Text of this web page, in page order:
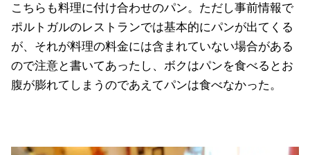
こちらも料理に付け合わせのパン。ただし事前情報で
ポルトガルのレストランでは基本的にパンが出てくる
が、それが料理の料金には含まれていない場合がある
ので注意と書いてあったし、ボクはパンを食べるとお
腹が膨れてしまうのであえてパンは食べなかった。